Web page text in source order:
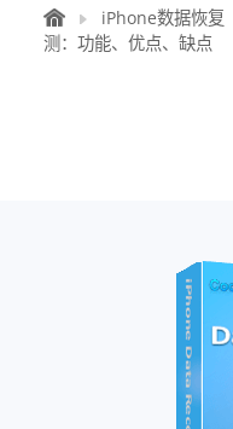
iPhone数据恢复
测：功能、优点、缺点